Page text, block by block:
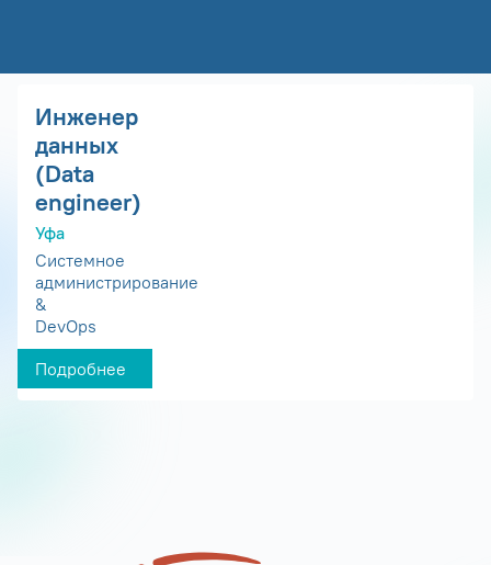
Инженер
данных
(Data
engineer)
Уфа
Системное
администрирование
&
DevOps
Подробнее